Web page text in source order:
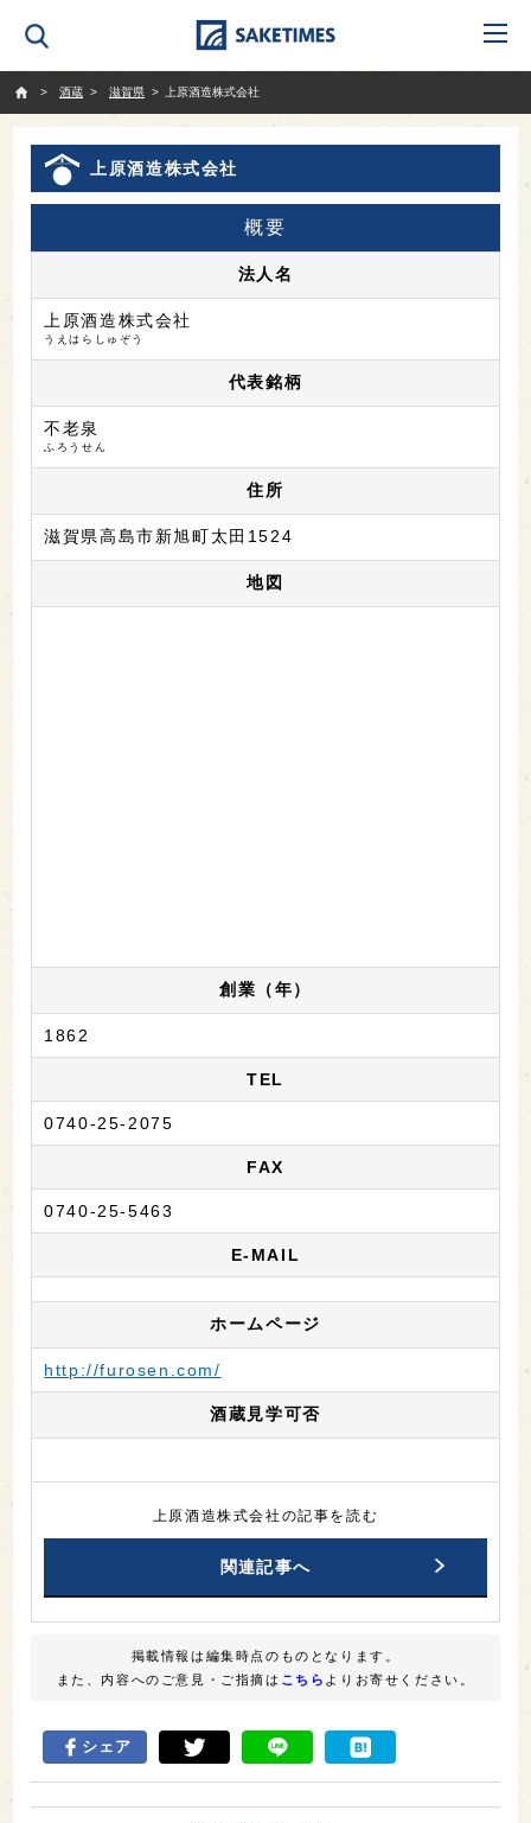
酒蔵
滋賀県 上原酒造株式会社
上原酒造株式会社
概要
法人名
上原酒造株式会社
うえはらしゅぞう
代表銘柄
不老泉
ふろうせん
住所
滋賀県高島市新旭町太田1524
地図
創業（年）
1862
TEL
0740-25-2075
FAX
0740-25-5463
E-MAIL
ホームページ
http://furosen.com/
酒蔵見学可否
上原酒造株式会社の記事を読む
関連記事へ
掲載情報は編集時点のものとなります。
また、内容へのご意見・ご指摘は こちら よりお寄せください。
シェア